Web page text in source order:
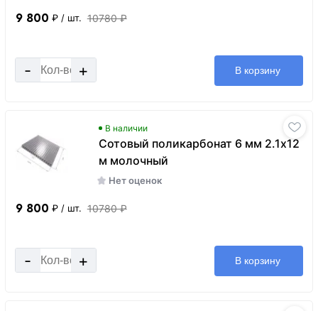
9 800 ₽ / шт. 10780 ₽
- + В корзину
В наличии
Сотовый поликарбонат 6 мм 2.1х12
м молочный
Нет оценок
9 800 ₽ / шт. 10780 ₽
- + В корзину